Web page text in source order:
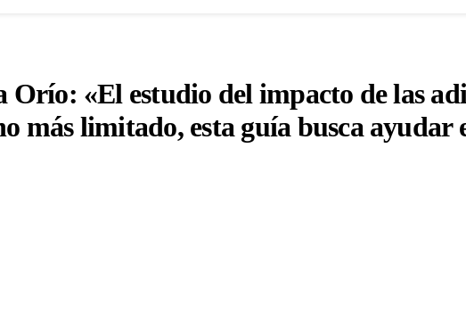
«El estudio del impacto de las
más limitado, esta guía busca